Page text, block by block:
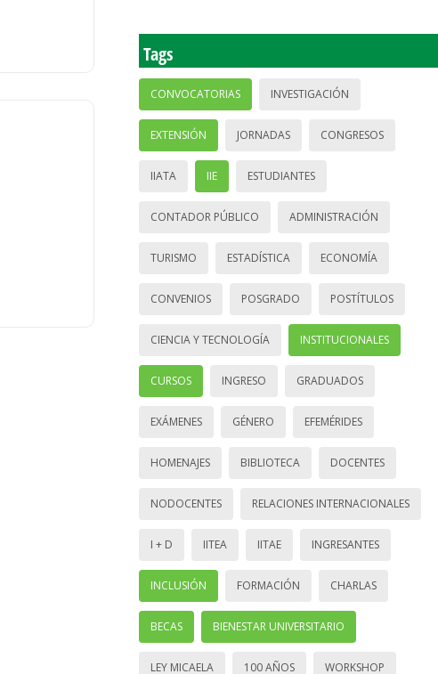
Tags
CONVOCATORIAS INVESTIGACIÓN
EXTENSIÓN JORNADAS CONGRESOS
IIATA IIE ESTUDIANTES
CONTADOR PÚBLICO ADMINISTRACIÓN
TURISMO ESTADÍSTICA ECONOMÍA
CONVENIOS POSGRADO POSTÍTULOS
CIENCIA Y TECNOLOGÍA INSTITUCIONALES
CURSOS INGRESO GRADUADOS
EXÁMENES GÉNERO EFEMÉRIDES
HOMENAJES BIBLIOTECA DOCENTES
NODOCENTES RELACIONES INTERNACIONALES
I + D IITEA IITAE INGRESANTES
INCLUSIÓN FORMACIÓN CHARLAS
BECAS BIENESTAR UNIVERSITARIO
LEY MICAELA 100 AÑOS WORKSHOP